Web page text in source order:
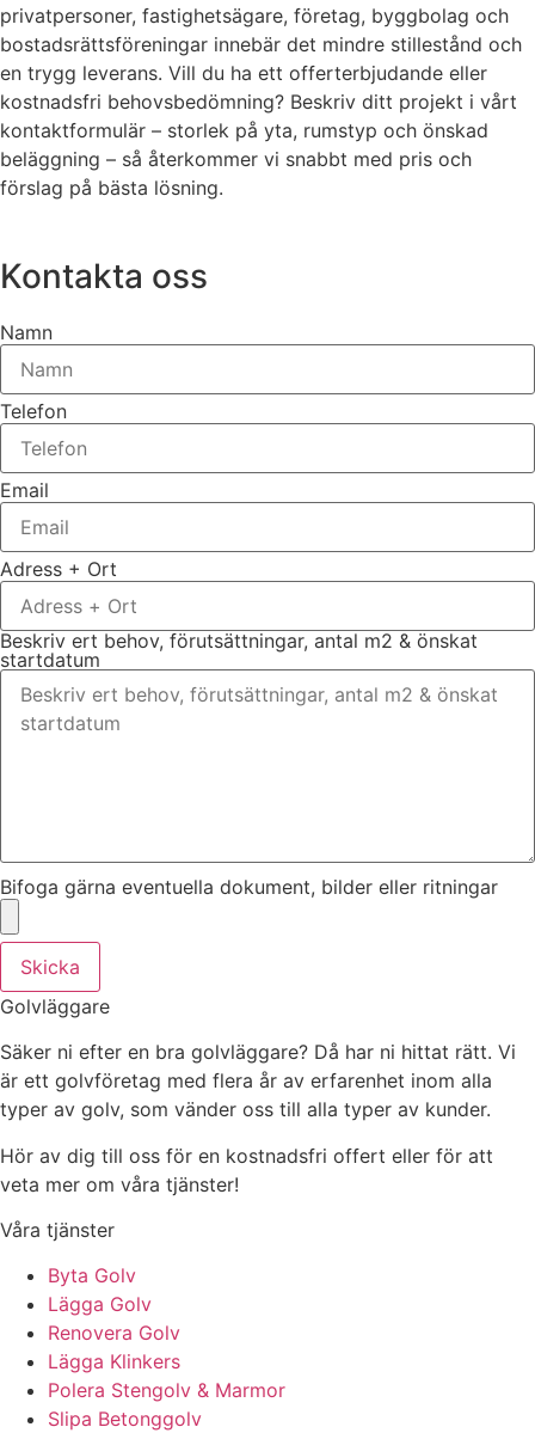
privatpersoner, fastighetsägare, företag, byggbolag och
bostadsrättsföreningar innebär det mindre stillestånd och
en trygg leverans. Vill du ha ett offerterbjudande eller
kostnadsfri behovsbedömning? Beskriv ditt projekt i vårt
kontaktformulär – storlek på yta, rumstyp och önskad
beläggning – så återkommer vi snabbt med pris och
förslag på bästa lösning.
Kontakta oss
Namn
Telefon
Email
Adress + Ort
Beskriv ert behov, förutsättningar, antal m2 & önskat
startdatum
Bifoga gärna eventuella dokument, bilder eller ritningar
Skicka
Golvläggare
Säker ni efter en bra golvläggare? Då har ni hittat rätt. Vi
är ett golvföretag med flera år av erfarenhet inom alla
typer av golv, som vänder oss till alla typer av kunder.
Hör av dig till oss för en kostnadsfri offert eller för att
veta mer om våra tjänster!
Våra tjänster
Byta Golv
Lägga Golv
Renovera Golv
Lägga Klinkers
Polera Stengolv & Marmor
Slipa Betonggolv